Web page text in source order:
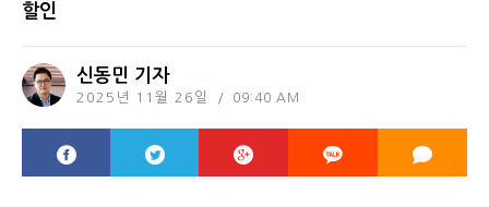
할인
신동민 기자
2025년 11월 26일 09:40 AM